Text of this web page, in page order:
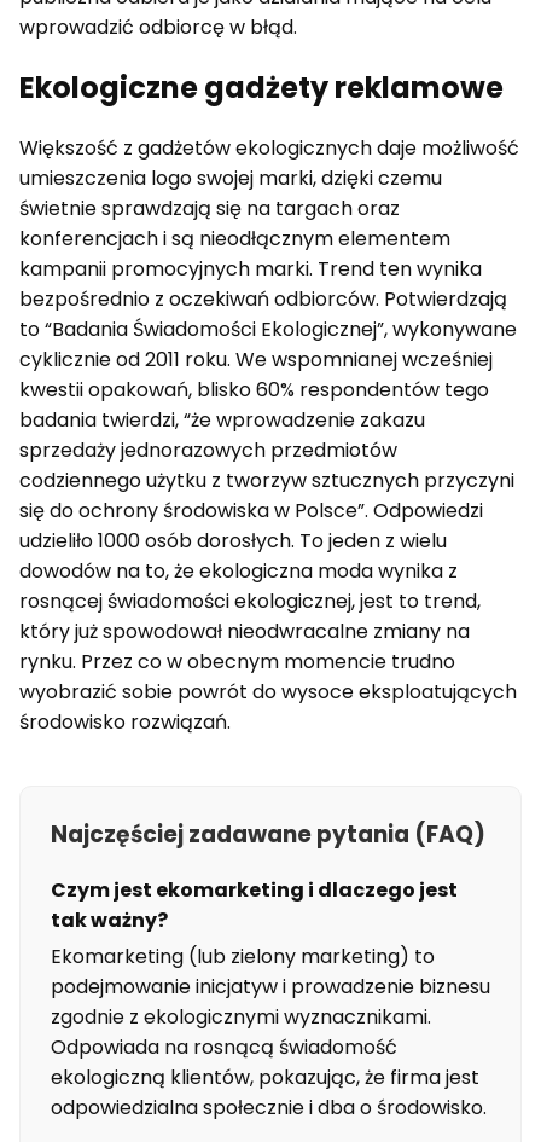
wprowadzić odbiorcę w błąd.
Ekologiczne gadżety reklamowe
Większość z gadżetów ekologicznych daje możliwość
umieszczenia logo swojej marki, dzięki czemu
świetnie sprawdzają się na targach oraz
konferencjach i są nieodłącznym elementem
kampanii promocyjnych marki. Trend ten wynika
bezpośrednio z oczekiwań odbiorców. Potwierdzają
to “Badania Świadomości Ekologicznej”, wykonywane
cyklicznie od 2011 roku. We wspomnianej wcześniej
kwestii opakowań, blisko 60% respondentów tego
badania twierdzi, “że wprowadzenie zakazu
sprzedaży jednorazowych przedmiotów
codziennego użytku z tworzyw sztucznych przyczyni
się do ochrony środowiska w Polsce”. Odpowiedzi
udzieliło 1000 osób dorosłych. To jeden z wielu
dowodów na to, że ekologiczna moda wynika z
rosnącej świadomości ekologicznej, jest to trend,
który już spowodował nieodwracalne zmiany na
rynku. Przez co w obecnym momencie trudno
wyobrazić sobie powrót do wysoce eksploatujących
środowisko rozwiązań.
Najczęściej zadawane pytania (FAQ)
Czym jest ekomarketing i dlaczego jest
tak ważny?
Ekomarketing (lub zielony marketing) to
podejmowanie inicjatyw i prowadzenie biznesu
zgodnie z ekologicznymi wyznacznikami.
Odpowiada na rosnącą świadomość
ekologiczną klientów, pokazując, że firma jest
odpowiedzialna społecznie i dba o środowisko.